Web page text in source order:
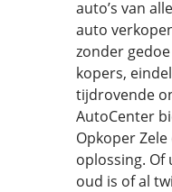
auto’s van
auto
zonder
kopers,
tijdrovende
AutoCenter
Opkoper
oplossing. Of
oud is of al